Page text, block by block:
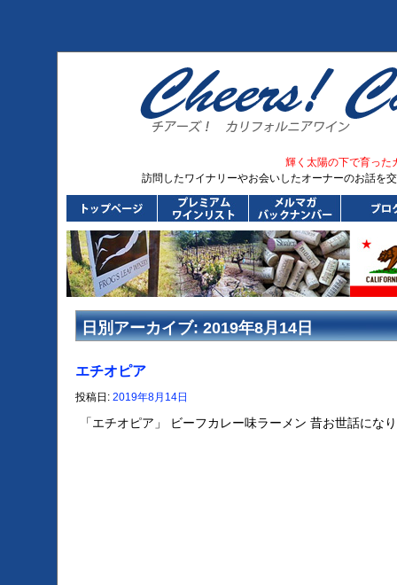
輝く太陽の下で育った
訪問したワイナリーやお会いしたオーナーのお話を
日別アーカイブ:2019年8月14日
エチオピア
投稿日: 2019年8月14日
「エチオピア」 ビーフカレー味ラーメン 昔お世